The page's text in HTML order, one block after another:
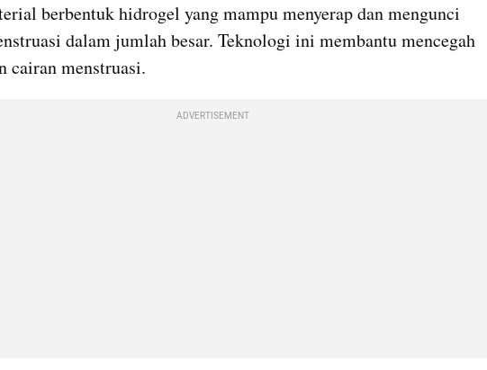
berbentuk hidrogel yang mampu menyerap dan mengunci
dalam jumlah besar. Teknologi ini membantu mencegah
cairan menstruasi.
ADVERTISEMENT